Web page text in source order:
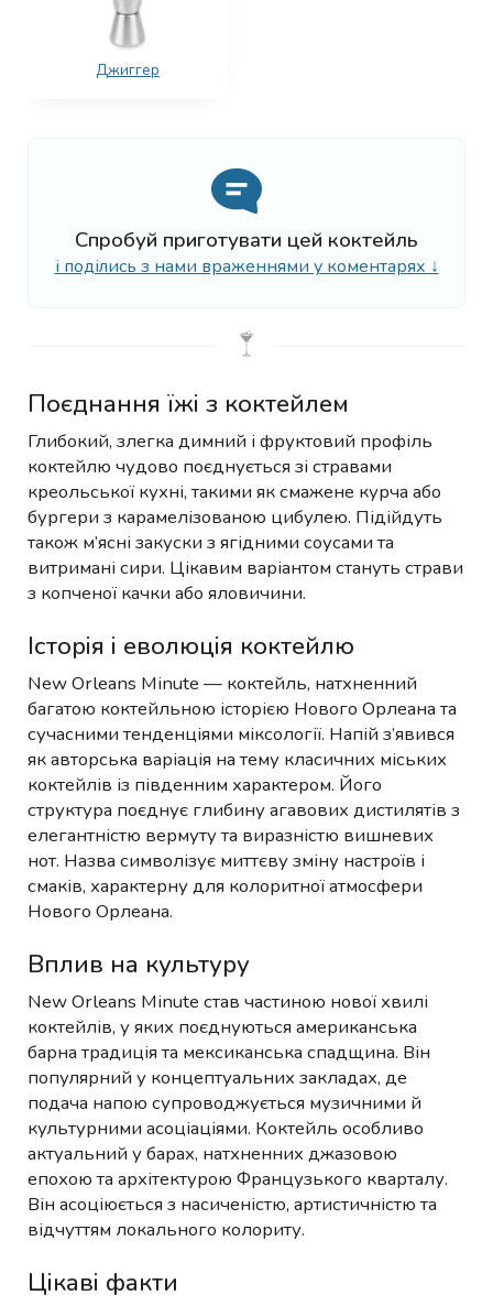
Джиггер
Спробуй приготувати цей коктейль
і поділись з нами враженнями у коментарях ↓
Поєднання їжі з коктейлем
Глибокий, злегка димний і фруктовий профіль
коктейлю чудово поєднується зі стравами
креольської кухні, такими як смажене курча або
бургери з карамелізованою цибулею. Підійдуть
також м’ясні закуски з ягідними соусами та
витримані сири. Цікавим варіантом стануть страви
з копченої качки або яловичини.
Історія і еволюція коктейлю
New Orleans Minute — коктейль, натхненний
багатою коктейльною історією Нового Орлеана та
сучасними тенденціями міксології. Напій з’явився
як авторська варіація на тему класичних міських
коктейлів із південним характером. Його
структура поєднує глибину агавових дистилятів з
елегантністю вермуту та виразністю вишневих
нот. Назва символізує миттєву зміну настроїв і
смаків, характерну для колоритної атмосфери
Нового Орлеана.
Вплив на культуру
New Orleans Minute став частиною нової хвилі
коктейлів, у яких поєднуються американська
барна традиція та мексиканська спадщина. Він
популярний у концептуальних закладах, де
подача напою супроводжується музичними й
культурними асоціаціями. Коктейль особливо
актуальний у барах, натхненних джазовою
епохою та архітектурою Французького кварталу.
Він асоціюється з насиченістю, артистичністю та
відчуттям локального колориту.
Цікаві факти